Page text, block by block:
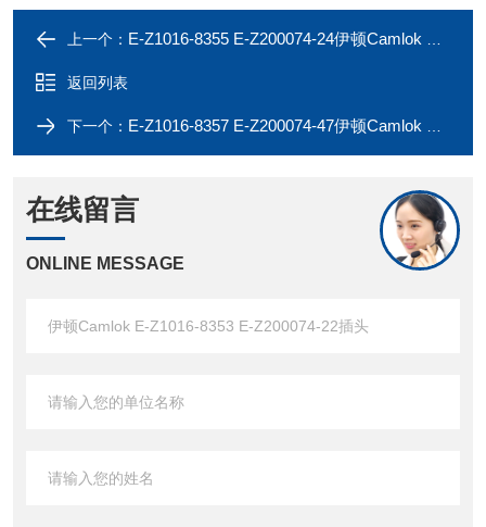
上一个： E-Z1016-8355 E-Z200074-24伊顿Camlok E-Z1016-8354 E-Z200074-23插头
返回列表
下一个： E-Z1016-8357 E-Z200074-47伊顿Camlok E-Z1016-8356 E-Z200074-38插头
在线留言
ONLINE MESSAGE